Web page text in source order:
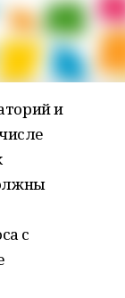
и
с